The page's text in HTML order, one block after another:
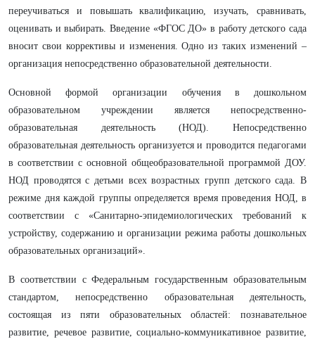
переучиваться и повышать квалификацию, изучать, сравнивать,
оценивать и выбирать. Введение «ФГОС ДО» в работу детского сада
вносит свои коррективы и изменения. Одно из таких изменений –
организация непосредственно образовательной деятельности.
Основной формой организации обучения в дошкольном
образовательном учреждении является непосредственно-
образовательная деятельность (НОД). Непосредственно
образовательная деятельность организуется и проводится педагогами
в соответствии с основной общеобразовательной программой ДОУ.
НОД проводятся с детьми всех возрастных групп детского сада. В
режиме дня каждой группы определяется время проведения НОД, в
соответствии с «Санитарно-эпидемиологических требований к
устройству, содержанию и организации режима работы дошкольных
образовательных организаций».
В соответствии с Федеральным государственным образовательным
стандартом, непосредственно образовательная деятельность,
состоящая из пяти образовательных областей: познавательное
развитие, речевое развитие, социально-коммуникативное развитие,